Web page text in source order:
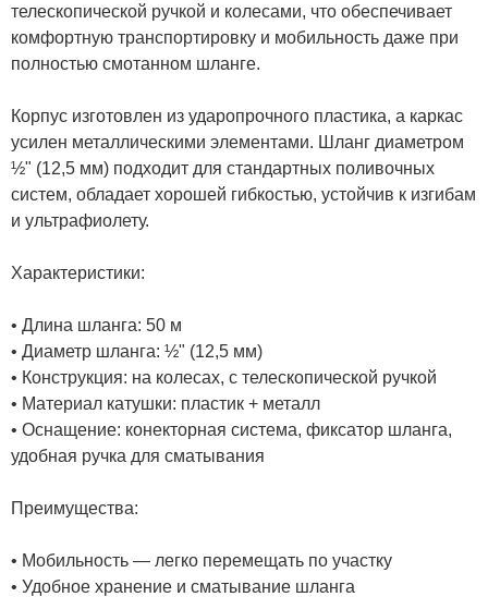
телескопической ручкой и колесами, что обеспечивает
комфортную транспортировку и мобильность даже при
полностью смотанном шланге.
Корпус изготовлен из ударопрочного пластика, а каркас
усилен металлическими элементами. Шланг диаметром
½" (12,5 мм) подходит для стандартных поливочных
систем, обладает хорошей гибкостью, устойчив к изгибам
и ультрафиолету.
Характеристики:
• Длина шланга: 50 м
• Диаметр шланга: ½" (12,5 мм)
• Конструкция: на колесах, с телескопической ручкой
• Материал катушки: пластик + металл
• Оснащение: конекторная система, фиксатор шланга,
удобная ручка для сматывания
Преимущества:
• Мобильность — легко перемещать по участку
• Удобное хранение и сматывание шланга